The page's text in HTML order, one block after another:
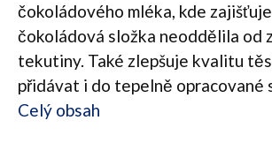
čokoládového mléka, kde
čokoládová složka neoddělila od
tekutiny. Také zlepšuje kvalitu
přidávat i do tepelně opracované
Celý obsah